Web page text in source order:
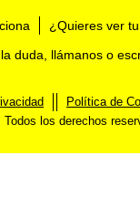
¿Quieres ver
duda, llámanos o
Política de
los derechos